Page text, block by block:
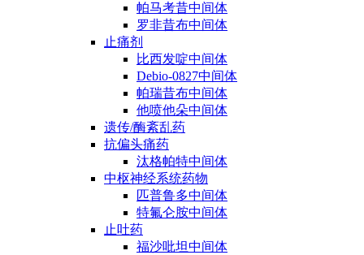
帕马考昔中间体
罗非昔布中间体
止痛剂
比西发啶中间体
Debio-0827中间体
帕瑞昔布中间体
他喷他朵中间体
遗传/酶紊乱药
抗偏头痛药
汰格帕特中间体
中枢神经系统药物
匹普鲁多中间体
特氟仑胺中间体
止吐药
福沙吡坦中间体